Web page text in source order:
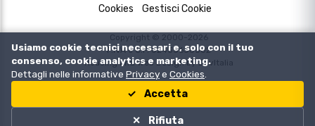
Cookies
Gestisci Cookie
Copyright © 2000-2026
P.IVA e C.F. 02433630502
Housing and Web Design byDevItalia
Usiamo cookie tecnici necessari e, solo con il tuo
consenso, cookie analytics e marketing.
Dettagli nelle informative Privacye Cookies
Accetta
Rifiuta